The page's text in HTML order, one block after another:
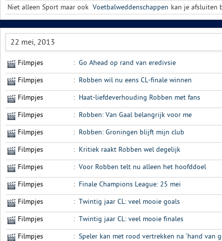
Niet alleen Sport maar ook Voetbalweddenschappen kan je afsluiten
22 mei, 2013
Filmpjes : Go Ahead op rand van eredivsie
Filmpjes : Robben wil nu eens CL-finale winnen
Filmpjes : Haat-liefdeverhouding Robben met fans
Filmpjes : Robben: Van Gaal belangrijk voor me
Filmpjes : Robben: Groningen blijft mijn club
Filmpjes : Kritiek raakt Robben wel degelijk
Filmpjes : Voor Robben telt nu alleen het hoofddoel
Filmpjes : Finale Champions League: 25 mei
Filmpjes : Twintig jaar CL: veel mooie goals
Filmpjes : Twintig jaar CL: veel mooie finales
Filmpjes : Speler kan met rood vertrekken na ‘hand van